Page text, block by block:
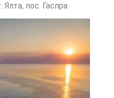
пос. Гаспра